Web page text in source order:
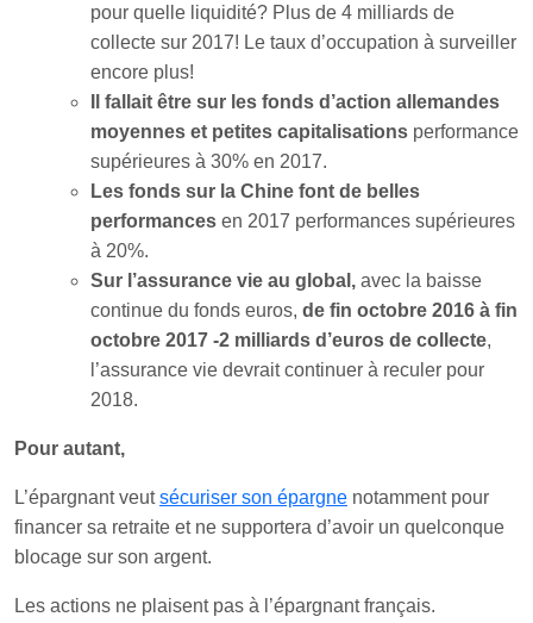
pour quelle liquidité? Plus de 4 milliards de
collecte sur 2017! Le taux d’occupation à surveiller
encore plus!
Il fallait être sur les fonds d’action allemandes
moyennes et petites capitalisations performance
supérieures à 30% en 2017.
Les fonds sur la Chine font de belles
performances en 2017 performances supérieures
à 20%.
Sur l’assurance vie au global, avec la baisse
continue du fonds euros, de fin octobre 2016 à fin
octobre 2017 -2 milliards d’euros de collecte,
l’assurance vie devrait continuer à reculer pour
2018.
Pour autant,
L’épargnant veutsécuriser son épargne notamment pour
financer sa retraite et ne supportera d’avoir un quelconque
blocage sur son argent.
Les actions ne plaisent pas à l’épargnant français.